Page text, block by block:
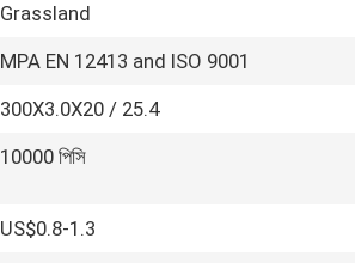
Grassland
MPA EN 12413 and ISO 9001
300X3.0X20 / 25.4
10000 পিসি
US$0.8-1.3